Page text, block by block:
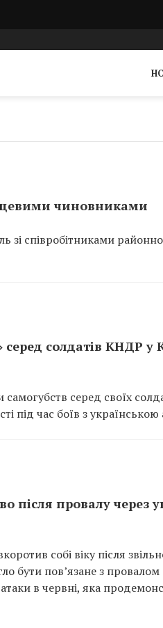
чиновниками
зі співробітниками
солдатів КНДР у
серед своїх
під час боїв з
після провалу через
собі віку після
бути пов’язане з провалом
в червні, яка